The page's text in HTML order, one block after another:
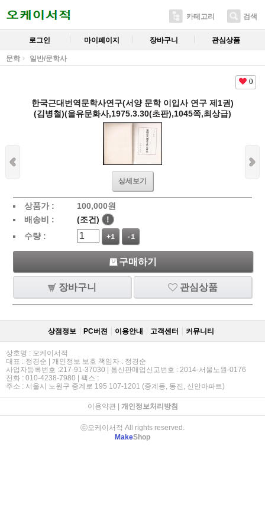
카테고리 검색
로그인 마이페이지 장바구니 관심상품
문학 일반/문학사
0
한국근대번역문학사연구(서양 문학 이입사 연구 제1권)
(김병철)(을유문화사,1975.3.30(초판),1045쪽,최상급)
상세보기
상품가 : 100,000원
배송비 :
(조건)
!
수량 :
+1 -1
구매하기
장바구니 관심상품
상점정보 PC버젼 이용안내 고객센터 커뮤니티
상호명 : 오케이서적
대표 : 정경순 | 개인정보 보호 책임자 : 정경순
사업자등록번호 :217-91-37030 | 통신판매업신고번호 : 2014-서울노원-0176
전화 : 010-4238-7980 | 팩스 :
주소 : 서울시 노원구 중계로 195 107-1201 (중계동, 동진, 신안아파트)
이용약관| 개인정보처리방침
ⓒ오케이서적 All rights reserved.
MakeShop